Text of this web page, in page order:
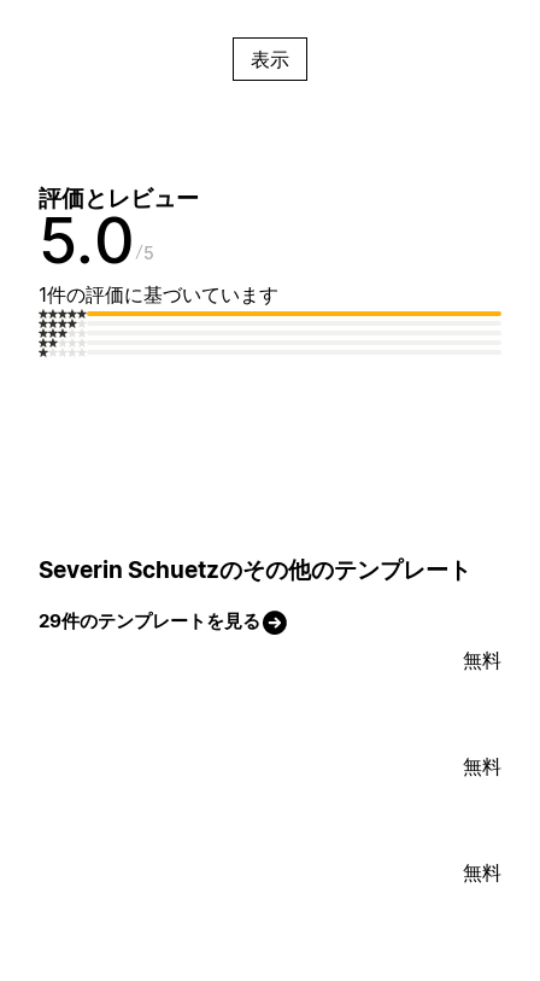
表示
評価とレビュー
5.0 5
1件の評価に基づいています
Severin Schuetzのその他のテンプレート
29件のテンプレートを見る
無料
無料
無料